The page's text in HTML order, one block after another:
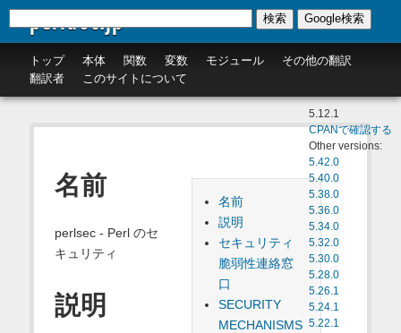
perldoc.jp
トップ 本体 関数 変数 モジュール
その他の翻訳
翻訳者
このサイトについて
検索 Google検索
5.12.1
CPANで確認する
Other versions:
5.42.0
5.40.0
5.38.0
5.36.0
5.34.0
5.32.0
5.30.0
5.28.0
5.26.1
5.24.1
5.22.1
名前
説明
セキュリティ
脆弱性連絡窓
口
SECURITY
MECHANISMS
名前
perlsec - Perl のセ
キュリティ
説明